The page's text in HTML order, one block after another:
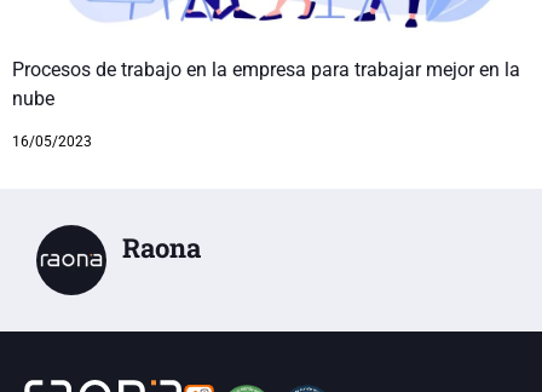
Procesos de trabajo en la empresa para trabajar mejor en la
nube
16/05/2023
Raona